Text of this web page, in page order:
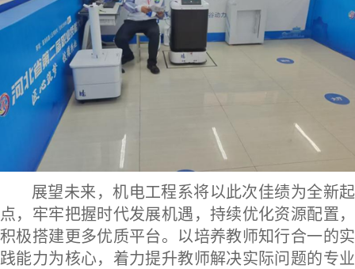
展望未来，机电工程系将以此次佳绩为全新起
点，牢牢把握时代发展机遇，持续优化资源配置，
积极搭建更多优质平台。以培养教师知行合一的实
践能力为核心，着力提升教师解决实际问题的专业